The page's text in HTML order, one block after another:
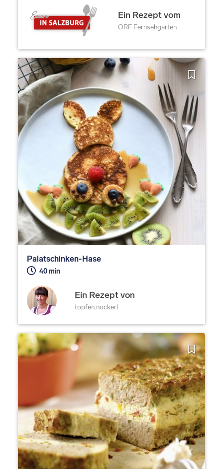
Ein Rezept vom
ORF Fernsehgarten
Palatschinken-Hase
40 min
Ein Rezept von
topfen.nockerl